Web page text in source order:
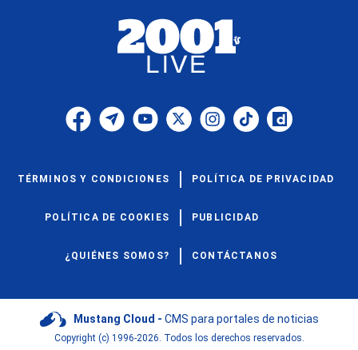
TÉRMINOS Y CONDICIONES POLÍTICA DE PRIVACIDAD
POLÍTICA DE COOKIES PUBLICIDAD
¿QUIÉNES SOMOS? CONTÁCTANOS
Mustang Cloud - CMS para portales de noticias
Copyright (c) 1996-2026. Todos los derechos reservados.